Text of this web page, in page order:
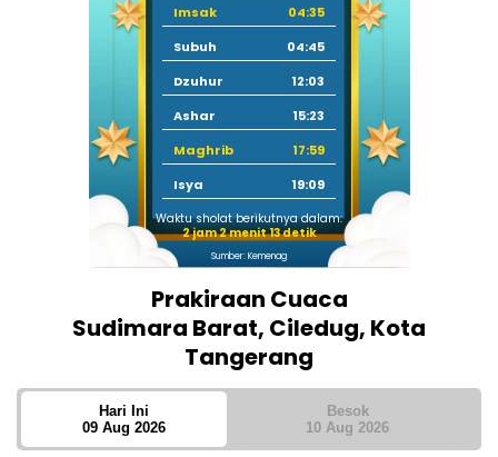
Imsak
04:35
Subuh
04:45
Dzuhur
12:03
Ashar
15:23
Maghrib
17:59
Isya
19:09
Waktu sholat berikutnya dalam:
2 jam 2 menit 12 detik
Sumber: Kemenag
Prakiraan Cuaca
Sudimara Barat, Ciledug, Kota
Tangerang
Hari Ini
09 Aug 2026
Besok
10 Aug 2026